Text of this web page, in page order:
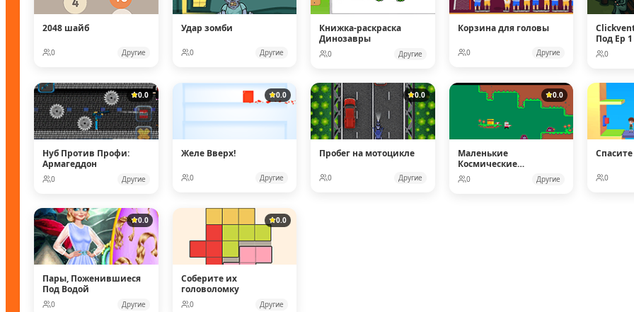
2048 шайб
0 Другие
Удар зомби
0 Другие
Книжка-раскраска
Динозавры
0 Другие
Корзина для головы
0 Другие
Под Ep 1
0
0.0
Нуб Против Профи:
Армагеддон
0 Другие
0.0
Желе Вверх!
0 Другие
0.0
Пробег на мотоцикле
0 Другие
0.0
Маленькие
Космические
рейнджеры
0 Другие 0
0.0
Пары, Поженившиеся
Под Водой
0 Другие
0.0
Соберите их
головоломку
0 Другие